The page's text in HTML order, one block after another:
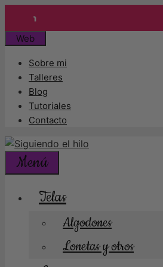
Saltar
contenido
Web
Sobre mi
Talleres
Blog
Tutoriales
Contacto
Menú
Telas
Algodones
Lonetas y otros